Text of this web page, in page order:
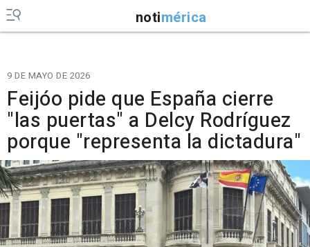
notimérica
9 DE MAYO DE 2026
Feijóo pide que España cierre
"las puertas" a Delcy Rodríguez
porque "representa la dictadura"